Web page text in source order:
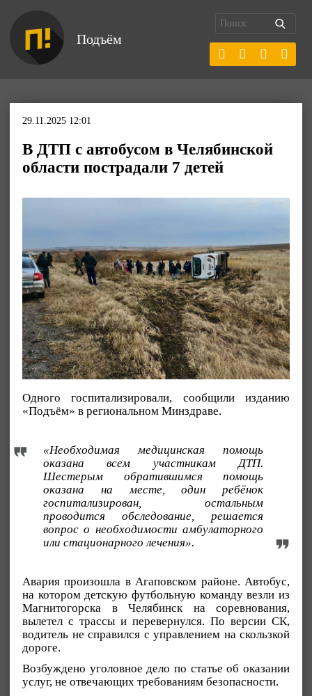
Подъём
29.11.2025 12:01
В ДТП с автобусом в Челябинской
области пострадали 7 детей
Одного госпитализировали, сообщили изданию
«Подъём» в региональном Минздраве.
«Необходимая медицинская помощь
оказана всем участникам ДТП.
Шестерым обратившимся помощь
оказана на месте, один ребёнок
госпитализирован, остальным
проводится обследование, решается
вопрос о необходимости амбулаторного
или стационарного лечения».
Авария произошла в Агаповском районе. Автобус,
на котором детскую футбольную команду везли из
Магнитогорска в Челябинск на соревнования,
вылетел с трассы и перевернулся. По версии СК,
водитель не справился с управлением на скользкой
дороге.
Возбуждено уголовное дело по статье об оказании
услуг, не отвечающих требованиям безопасности.